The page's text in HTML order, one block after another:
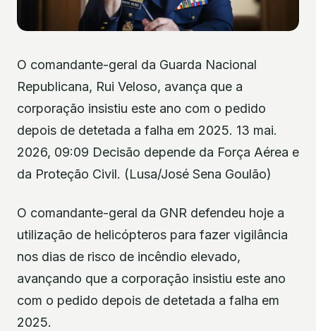
O comandante-geral da Guarda Nacional
Republicana, Rui Veloso, avança que a
corporação insistiu este ano com o pedido
depois de detetada a falha em 2025. 13 mai.
2026, 09:09 Decisão depende da Força Aérea e
da Proteção Civil. (Lusa/José Sena Goulão)
O comandante-geral da GNR defendeu hoje a
utilização de helicópteros para fazer vigilância
nos dias de risco de incêndio elevado,
avançando que a corporação insistiu este ano
com o pedido depois de detetada a falha em
2025.